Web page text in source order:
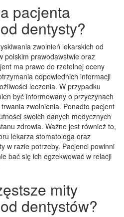
pacjenta
dentysty?
zwolnień lekarskich od
polskim prawodawstwie oraz
ma prawo do rzetelnej oceny
odpowiednich informacji
leczenia. W przypadku
być informowany o przyczynach
zwolnienia. Ponadto pacjent
swoich danych medycznych
zdrowia. Ważne jest również to,
lekarza stomatologa oraz
w razie potrzeby. Pacjenci powinni
bać się ich egzekwować w relacji
mity
dentystów?